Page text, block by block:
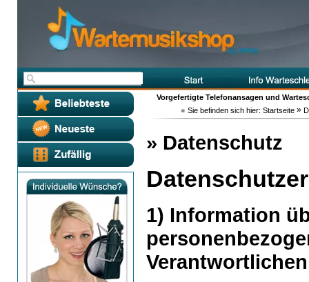
Vorgefertigte Telefonansagen und
Sie befinden sich hier: Startseite »
» Datenschutz
1) Information
Verantwortlichen